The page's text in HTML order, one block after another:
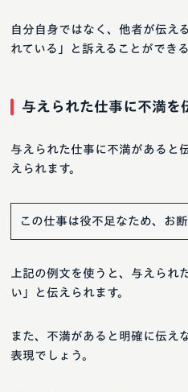
自分自身ではなく、他者が伝え
れている」と訴えることができる
与えられた仕事に不満を
与えられた仕事に不満があると
えられます。
この仕事は役不足なため、お断
上記の例文を使うと、与えられ
い」と伝えられます。
また、不満があると明確に伝え
表現でしょう。